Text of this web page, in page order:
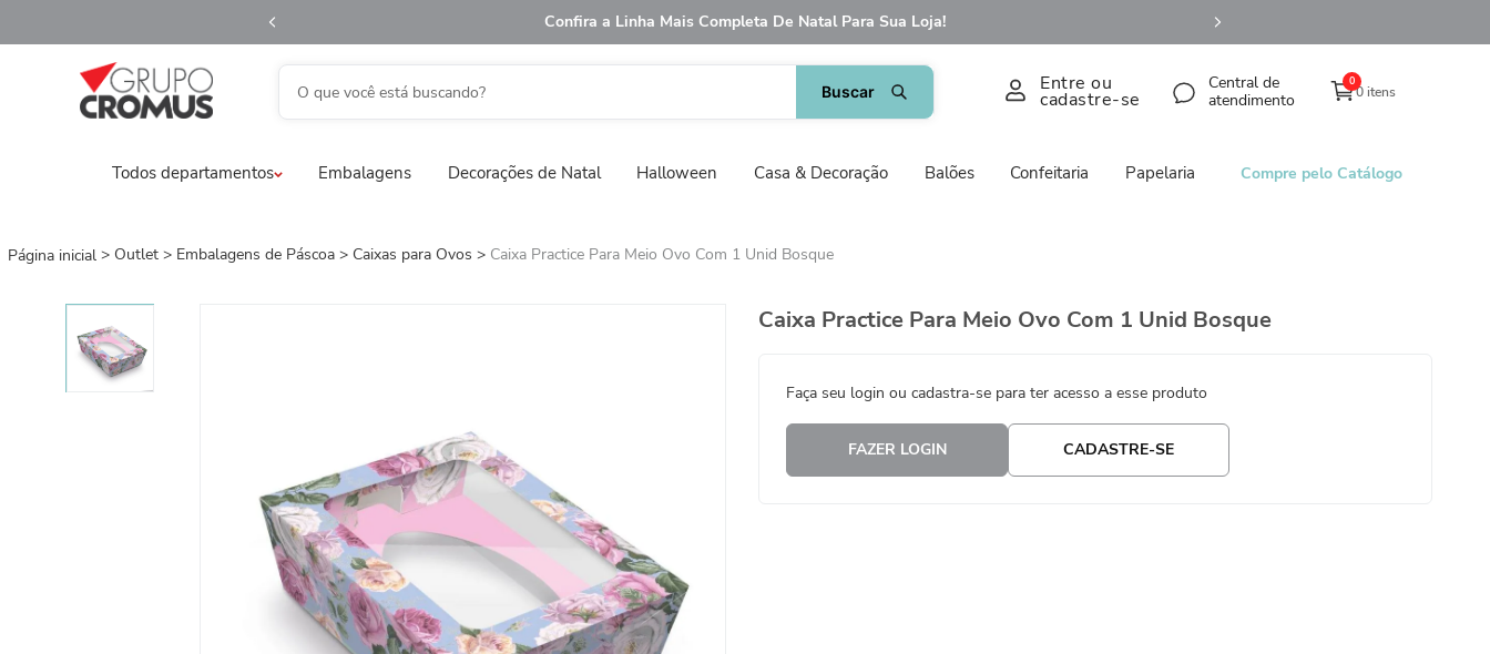
Confira a Linha Mais Completa De Natal Para Sua Loja!
O que você está buscando? Entre ou
cadastre-se
Central de
atendimento
0
0 itens
Todos departamentos Embalagens Decorações de Natal Halloween Casa & Decoração Balões Confeitaria Papelaria Compre pelo Catálogo
Outlet Embalagens de Páscoa Caixas para Ovos Caixa Practice Para Meio Ovo Com 1 Unid Bosque
Caixa Practice Para Meio Ovo Com 1 Unid Bosque
Faça seu login ou cadastra-se para ter acesso a esse produto
FAZER LOGIN CADASTRE-SE
1º
fita aramada
3 º
saco presente
vela
10º urso